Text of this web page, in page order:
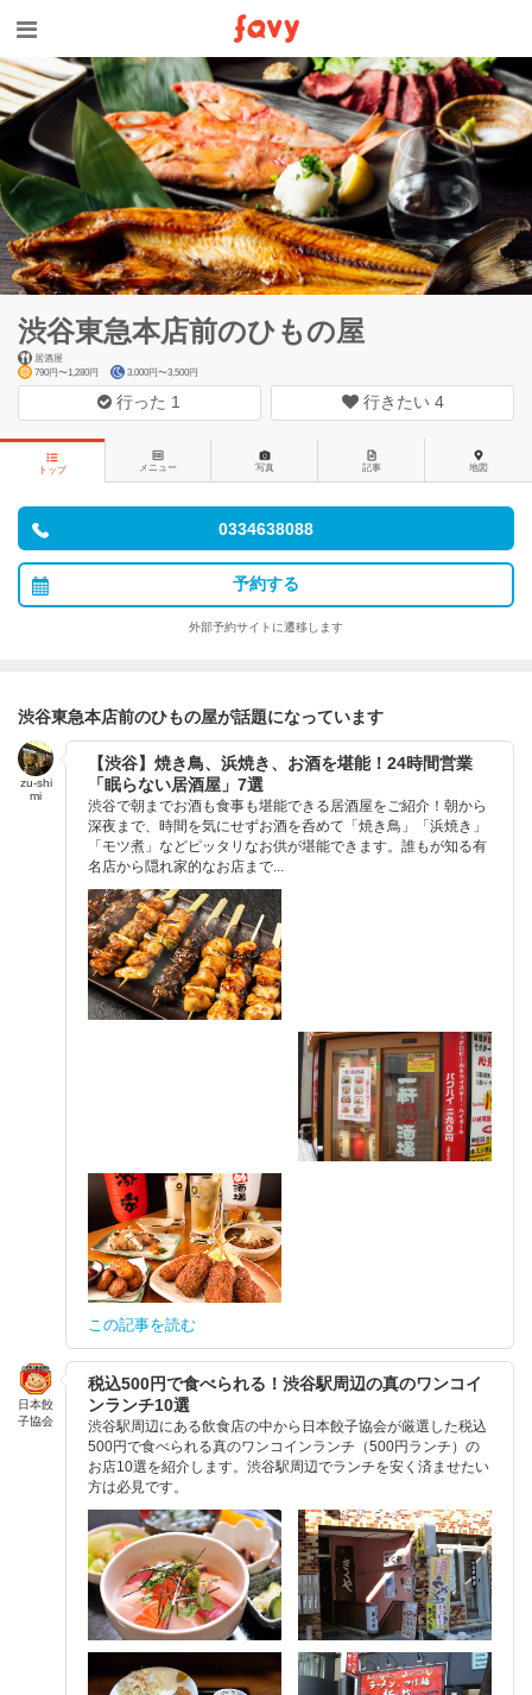
渋谷東急本店前のひもの屋
居酒屋
790円〜1,280円
3,000円〜3,500円
行った 1 行きたい 4
トップ メニュー 写真 記事 地図
0334638088
予約する
外部予約サイトに遷移します
渋谷東急本店前のひもの屋が話題になっています
zu-shi
mi
【渋谷】焼き鳥、浜焼き、お酒を堪能！24時間営業
「眠らない居酒屋」7選
渋谷で朝までお酒も食事も堪能できる居酒屋をご紹介！朝から
深夜まで、時間を気にせずお酒を呑めて「焼き鳥」「浜焼き」
「モツ煮」などピッタリなお供が堪能できます。誰もが知る有
名店から隠れ家的なお店まで...
この記事を読む
日本餃
子協会
税込500円で食べられる！渋谷駅周辺の真のワンコイ
ンランチ10選
渋谷駅周辺にある飲食店の中から日本餃子協会が厳選した税込
500円で食べられる真のワンコインランチ（500円ランチ）の
お店10選を紹介します。渋谷駅周辺でランチを安く済ませたい
方は必見です。